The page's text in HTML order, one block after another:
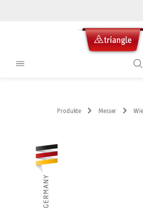
Produkte Messer